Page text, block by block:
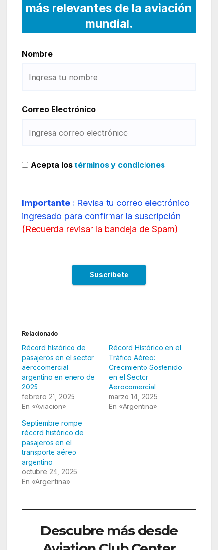
más relevantes de la aviación
mundial.
Nombre
Correo Electrónico
Acepta los términos y condiciones
Importante : Revisa tu correo electrónico
ingresado para confirmar la suscripción
(Recuerda revisar la bandeja de Spam)
Relacionado
Récord histórico de
pasajeros en el sector
aerocomercial
argentino en enero de
2025
febrero 21, 2025
En «Aviacion»
Récord Histórico en el
Tráfico Aéreo:
Crecimiento Sostenido
en el Sector
Aerocomercial
marzo 14, 2025
En «Argentina»
Septiembre rompe
récord histórico de
pasajeros en el
transporte aéreo
argentino
octubre 24, 2025
En «Argentina»
Descubre más desde